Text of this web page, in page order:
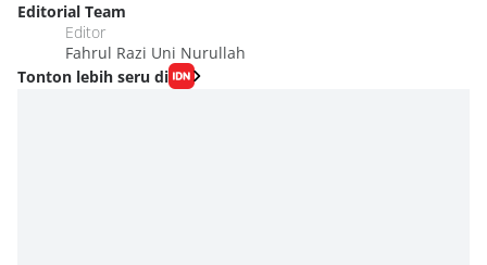
Editorial Team
Editor
Fahrul Razi Uni Nurullah
Tonton lebih seru di